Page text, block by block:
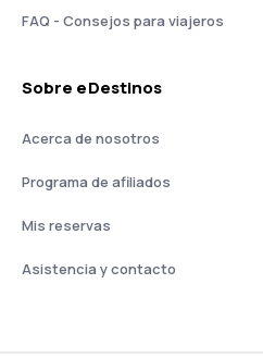
FAQ - Consejos para viajeros
Sobre eDestinos
Acerca de nosotros
Programa de afiliados
Mis reservas
Asistencia y contacto